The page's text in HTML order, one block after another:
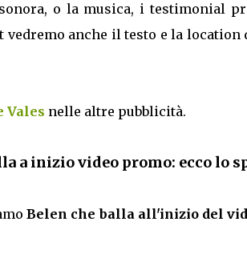
o la musica, i testimonial
anche il testo e la location
Vales nelle altre pubblicità.
a inizio video promo: ecco lo
Belen che balla all'inizio del